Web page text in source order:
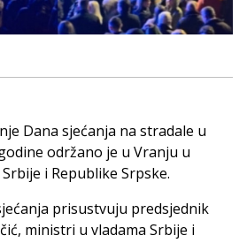
Dana sjećanja na stradale u
održano je u Vranju u
i Republike Srpske.
prisustvuju predsjednik
ministri u vladama Srbije i